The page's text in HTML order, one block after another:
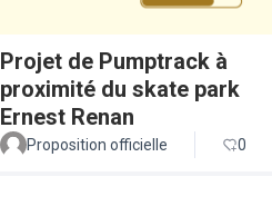
Projet de Pumptrack à
proximité du skate park
Ernest Renan
Proposition officielle 0